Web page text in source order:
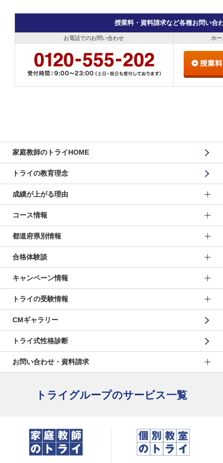
授業料・資料請求など各種お問い合
お電話でのお問い合わせ ホ
家庭教師のトライHOME
トライの教育理念
成績が上がる理由
コース情報
都道府県別情報
合格体験談
キャンペーン情報
トライの受験情報
CMギャラリー
トライ式性格診断
お問い合わせ・資料請求
トライグループのサービス一覧